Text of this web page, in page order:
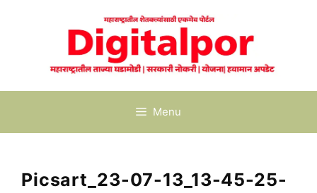
Menu
Picsart_23-07-13_13-45-25-